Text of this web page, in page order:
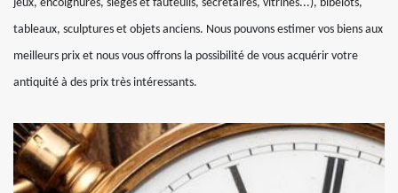
jeux, encoignures, sièges et fauteuils, secrétaires, vitrines...), bibelots,
tableaux, sculptures et objets anciens. Nous pouvons estimer vos biens aux
meilleurs prix et nous vous offrons la possibilité de vous acquérir votre
antiquité à des prix très intéressants.